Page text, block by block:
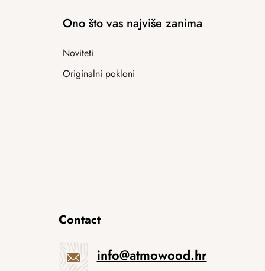
Ono što vas najviše zanima
Noviteti
Originalni pokloni
Contact
info@atmowood.hr